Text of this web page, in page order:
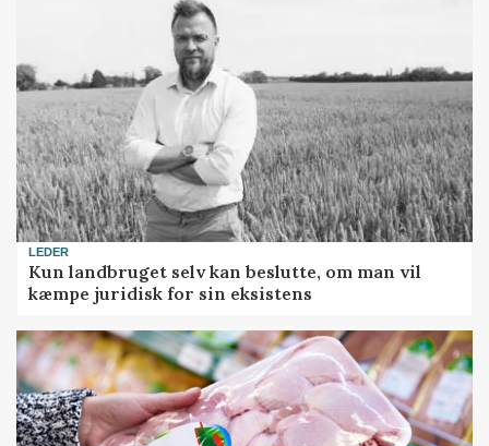
LEDER
Kun landbruget selv kan beslutte, om man vil
kæmpe juridisk for sin eksistens